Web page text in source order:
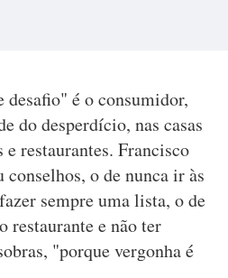
desafio" é o consumidor,
do desperdício, nas casas
e restaurantes. Francisco
o de nunca ir às
sempre uma lista, o de
restaurante e não ter
"porque vergonha é